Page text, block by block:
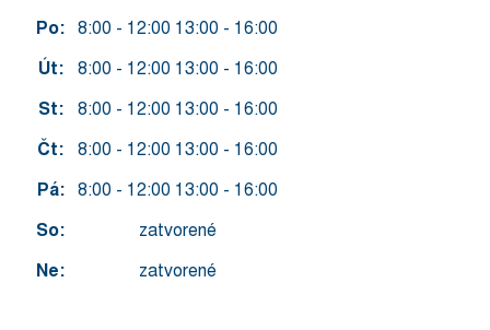
Po: 8:00 - 12:00 13:00 - 16:00
Út: 8:00 - 12:00 13:00 - 16:00
St: 8:00 - 12:00 13:00 - 16:00
Čt: 8:00 - 12:00 13:00 - 16:00
Pá: 8:00 - 12:00 13:00 - 16:00
So: zatvorené
Ne: zatvorené